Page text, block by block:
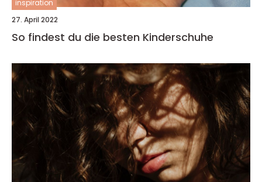
inspiration
27. April 2022
So findest du die besten Kinderschuhe